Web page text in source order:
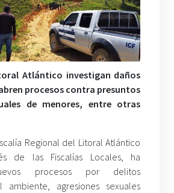
Atlántico investigan daños
procesos contra presuntos
de menores, entre otras
Regional del Litoral Atlántico
de las Fiscalías Locales, ha
procesos por delitos
ambiente, agresiones sexuales